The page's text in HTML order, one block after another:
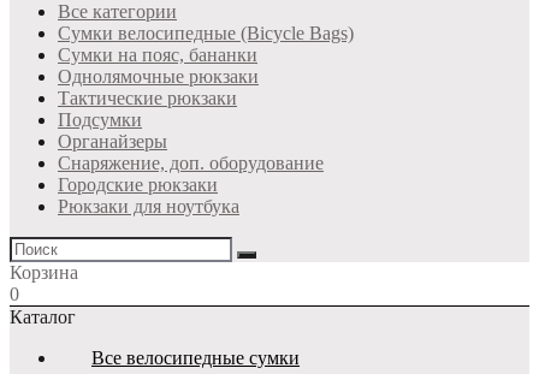
Все категории
Сумки велосипедные (Bicycle Bags)
Сумки на пояс, бананки
Однолямочные рюкзаки
Тактические рюкзаки
Подсумки
Органайзеры
Снаряжение, доп. оборудование
Городские рюкзаки
Рюкзаки для ноутбука
Корзина
0
Каталог
Все велосипедные сумки